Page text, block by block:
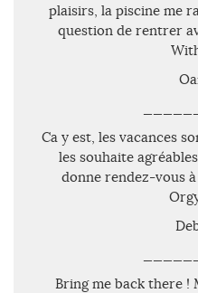
plaisirs, la piscine me
question de rentrer
Ca y est, les vacances
les souhaite
donne rendez-vous
Bring me back there !